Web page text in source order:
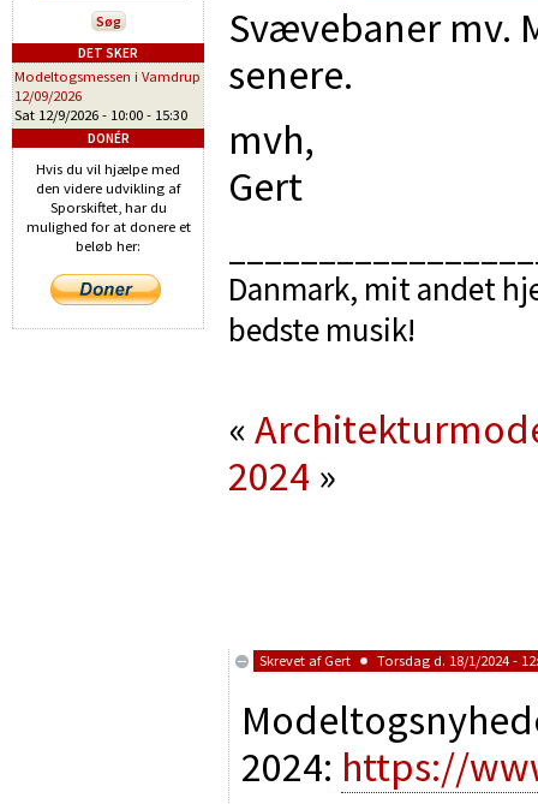
Svævebaner mv.
senere.
mvh,
Gert
Danmark, mit andet
bedste musik!
«
2024 »
Skrevet af Gert Torsdag d. 18/1/2024 -
2024: https://
DET SKER
Modeltogsmessen i Vamdrup
12/09/2026
Sat 12/9/2026 - 10:00 - 15:30
DONÉR
Hvis du vil hjælpe med
den videre udvikling af
Sporskiftet, har du
mulighed for at donere et
beløb her: